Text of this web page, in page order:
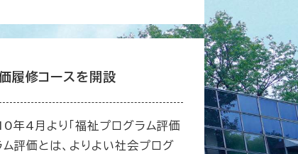
履修コースを開設
年4月より「福祉プログラム評価
ム評価とは、よりよい社会プログ